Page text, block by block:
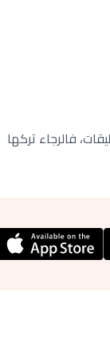
فالرجاء تركها